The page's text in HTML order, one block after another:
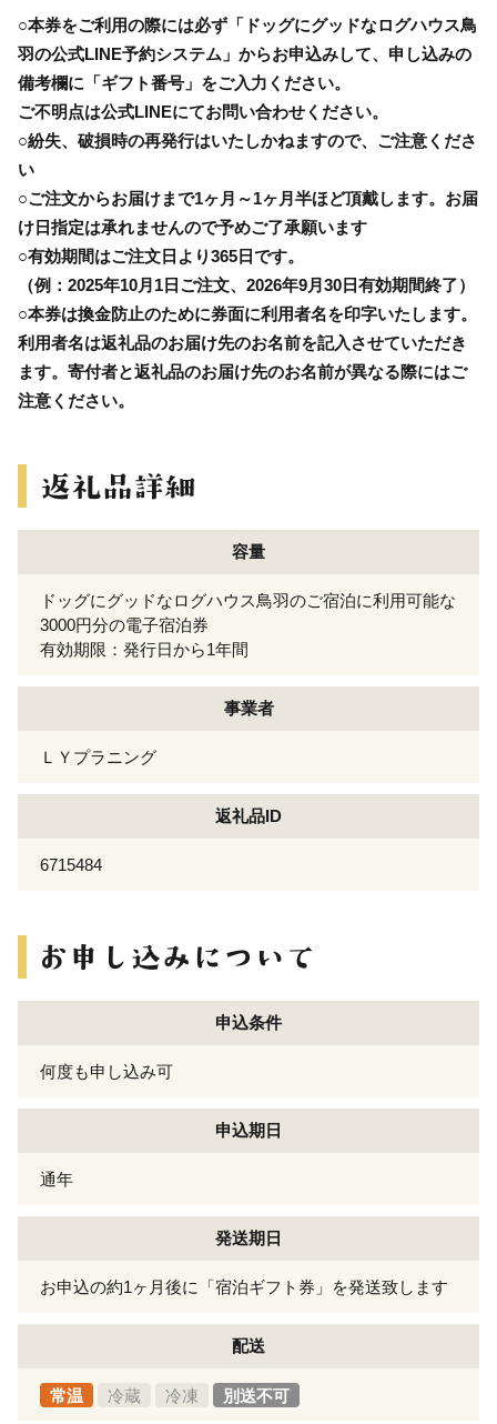
○本券をご利用の際には必ず「ドッグにグッドなログハウス鳥
羽の公式LINE予約システム」からお申込みして、申し込みの
備考欄に「ギフト番号」をご入力ください。
ご不明点は公式LINEにてお問い合わせください。
○紛失、破損時の再発行はいたしかねますので、ご注意くださ
い
○ご注文からお届けまで1ヶ月～1ヶ月半ほど頂戴します。お届
け日指定は承れませんので予めご了承願います
○有効期間はご注文日より365日です。
（例：2025年10月1日ご注文、2026年9月30日有効期間終了）
○本券は換金防止のために券面に利用者名を印字いたします。
利用者名は返礼品のお届け先のお名前を記入させていただき
ます。寄付者と返礼品のお届け先のお名前が異なる際にはご
注意ください。
容量
ドッグにグッドなログハウス鳥羽のご宿泊に利用可能な
3000円分の電子宿泊券
有効期限：発行日から1年間
事業者
ＬＹプラニング
返礼品ID
6715484
申込条件
何度も申し込み可
申込期日
通年
発送期日
お申込の約1ヶ月後に「宿泊ギフト券」を発送致します
配送
常温 冷蔵 冷凍 別送不可